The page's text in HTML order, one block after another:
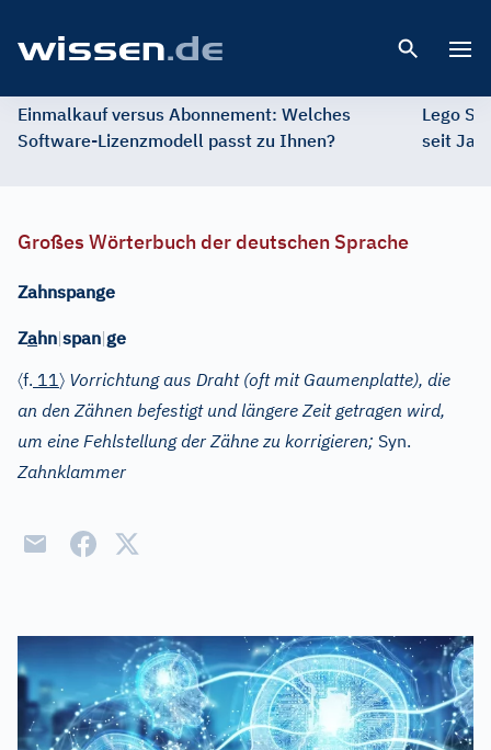
Einmalkauf versus Abonnement: Welches
Software-Lizenzmodell passt zu Ihnen?
Lego
seit
Großes Wörterbuch der deutschen Sprache
Zahnspange
Zahn|span|ge
〈f. 11〉 Vorrichtung aus Draht (oft mit Gaumenplatte), die
an den Zähnen befestigt und längere Zeit getragen wird,
um eine Fehlstellung der Zähne zu korrigieren; Syn.
Zahnklammer